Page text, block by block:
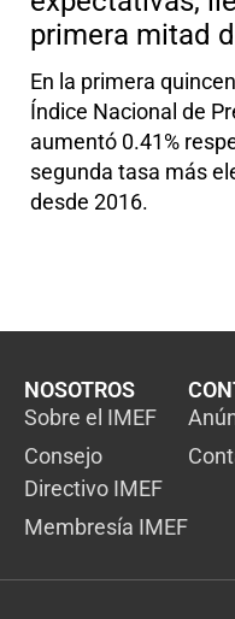
primera mitad
En la primera
Índice Nacional de
aumentó 0.41%
segunda tasa más
desde 2016.
NOSOTROS
Sobre el IMEF
Consejo
Directivo IMEF
Membresía IMEF